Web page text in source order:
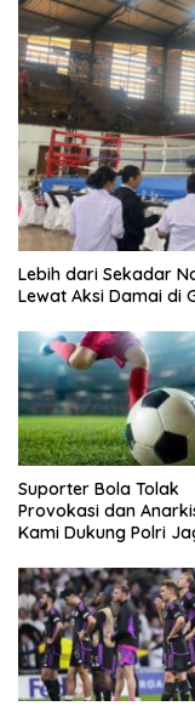
Lebih dari Sekadar
Lewat Aksi Damai di
Suporter Bola Tolak
Provokasi dan
Kami Dukung Polri